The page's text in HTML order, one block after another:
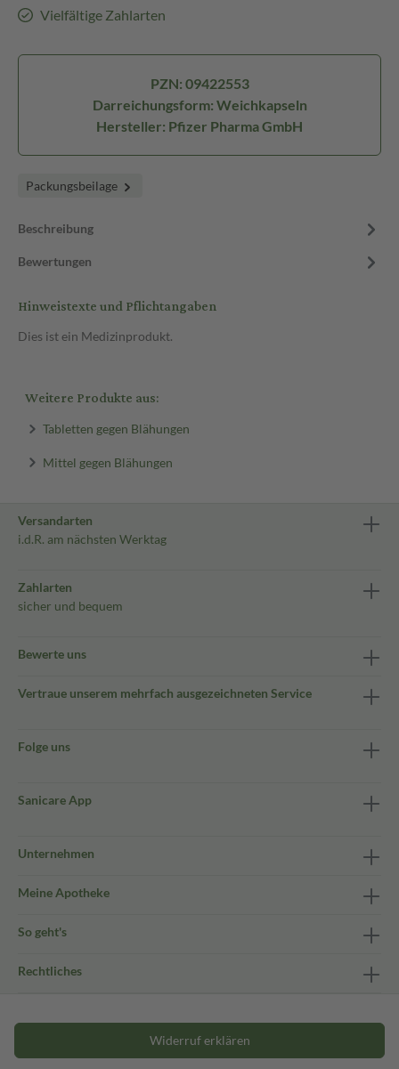
Vielfältige Zahlarten
PZN: 09422553
Darreichungsform: Weichkapseln
Hersteller: Pfizer Pharma GmbH
Packungsbeilage
Beschreibung
Bewertungen
Hinweistexte und Pflichtangaben
Dies ist ein Medizinprodukt.
Weitere Produkte aus:
Tabletten gegen Blähungen
Mittel gegen Blähungen
Versandarten
i.d.R. am nächsten Werktag
Zahlarten
sicher und bequem
Bewerte uns
Vertraue unserem mehrfach ausgezeichneten Service
Folge uns
Sanicare App
Unternehmen
Meine Apotheke
So geht's
Rechtliches
Widerruf erklären